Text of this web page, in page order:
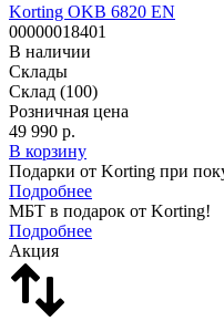
Korting OKB 6820 EN
00000018401
В наличии
Склады
Склад (100)
Розничная цена
49 990 р.
В корзину
Подарки от Korting при
Подробнее
МБТ в подарок от Korting!
Подробнее
Акция